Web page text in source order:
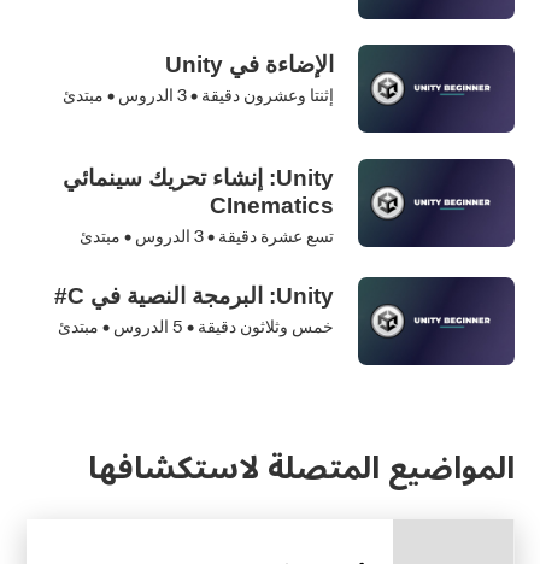
الإضاءة في Unity
إثنتا وعشرون دقيقة •3 الدروس • مبتدئ
Unity: إنشاء تحريك سينمائي
CInematics
تسع عشرة دقيقة •3 الدروس • مبتدئ
Unity: البرمجة النصية في C#
خمس وثلاثون دقيقة • 5 الدروس • مبتدئ
المواضيع المتصلة لاستكشافها